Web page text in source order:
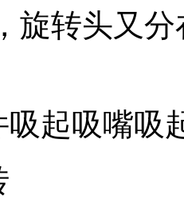
旋转头又
起吸嘴吸